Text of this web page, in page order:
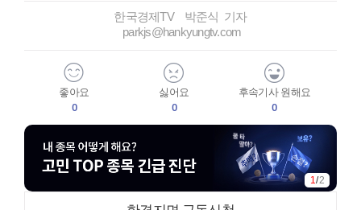
한국경제TV 박준식 기자
parkjs@hankyungtv.com
좋아요
0
싫어요
0
후속기사 원해요
0
1/2